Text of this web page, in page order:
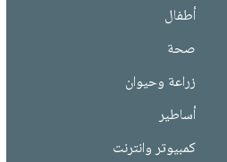
أطفال
صحة
زراعة وحيوان
أساطير
كمبيوتر وانترنت